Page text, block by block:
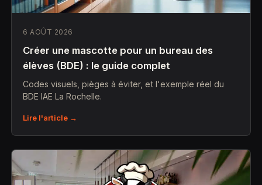
6 AOÛT 2026
Créer une mascotte pour un bureau des
élèves (BDE) : le guide complet
Codes visuels, pièges à éviter, et l'exemple réel du
BDE IAE La Rochelle.
Lire l'article →